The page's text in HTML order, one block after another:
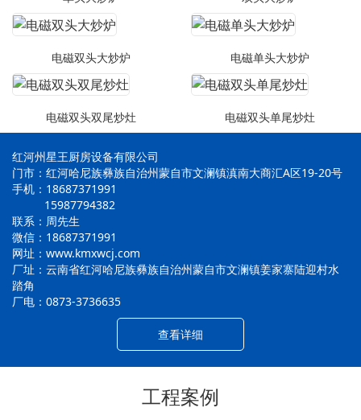
电磁双头大炒炉 电磁单头大炒炉
电磁双头双尾炒灶 电磁双头单尾炒灶
红河州星王厨房设备有限公司
门市：红河哈尼族彝族自治州蒙自市文澜镇滇南大商汇A区19-20号
手机：18687371991
15987794382
联系：周先生
微信：18687371991
网址：www.kmxwcj.com
厂址：云南省红河哈尼族彝族自治州蒙自市文澜镇姜家寨陆迎村水
踏角
厂电：0873-3736635
查看详细
工程案例